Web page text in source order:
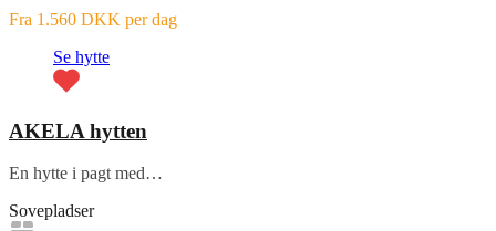
Fra 1.560 DKK per dag
Se hytte
AKELA hytten
En hytte i pagt med…
Sovepladser